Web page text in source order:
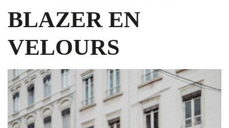
BLAZER EN
VELOURS